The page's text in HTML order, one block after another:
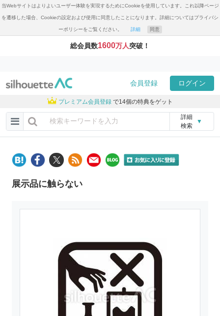
当Webサイトはよりよいユーザー体験を実現するためにCookieを使用しています。これ以降ページ
を遷移した場合、Cookieの設定および使用に同意したことになります。詳細についてはプライバシ
ーポリシーをご覧ください。 詳細 同意
総会員数1600万人突破！
会員登録 ログイン
プレミアム会員登録 で14個の特典をゲット
詳細
検索
▼
展示品に触らない